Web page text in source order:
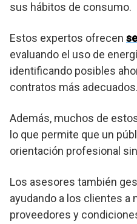
sus hábitos de consumo.
Estos expertos ofrecen
evaluando el uso de
identificando posibles
contratos más adecuados.
Además, muchos de
lo que permite que un
orientación profesional
Los asesores también
ayudando a los clientes a
proveedores y